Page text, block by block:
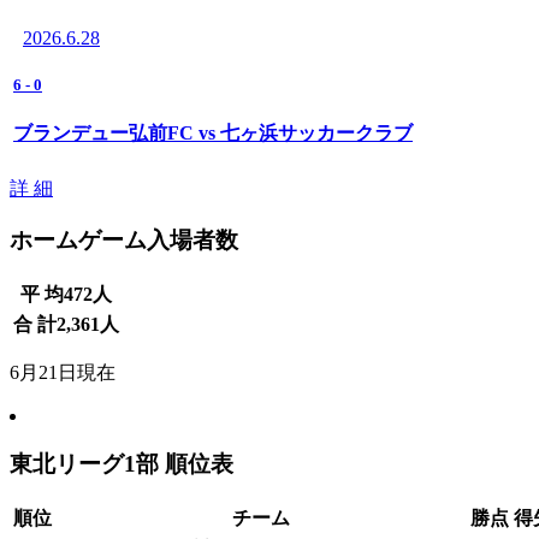
2026.6.28
6 - 0
ブランデュー弘前FC vs 七ヶ浜サッカークラブ
詳 細
ホームゲーム入場者数
平 均472人
合 計2,361 人
6月21日現在
東北リーグ1部 順位表
順位 チーム 勝点 得